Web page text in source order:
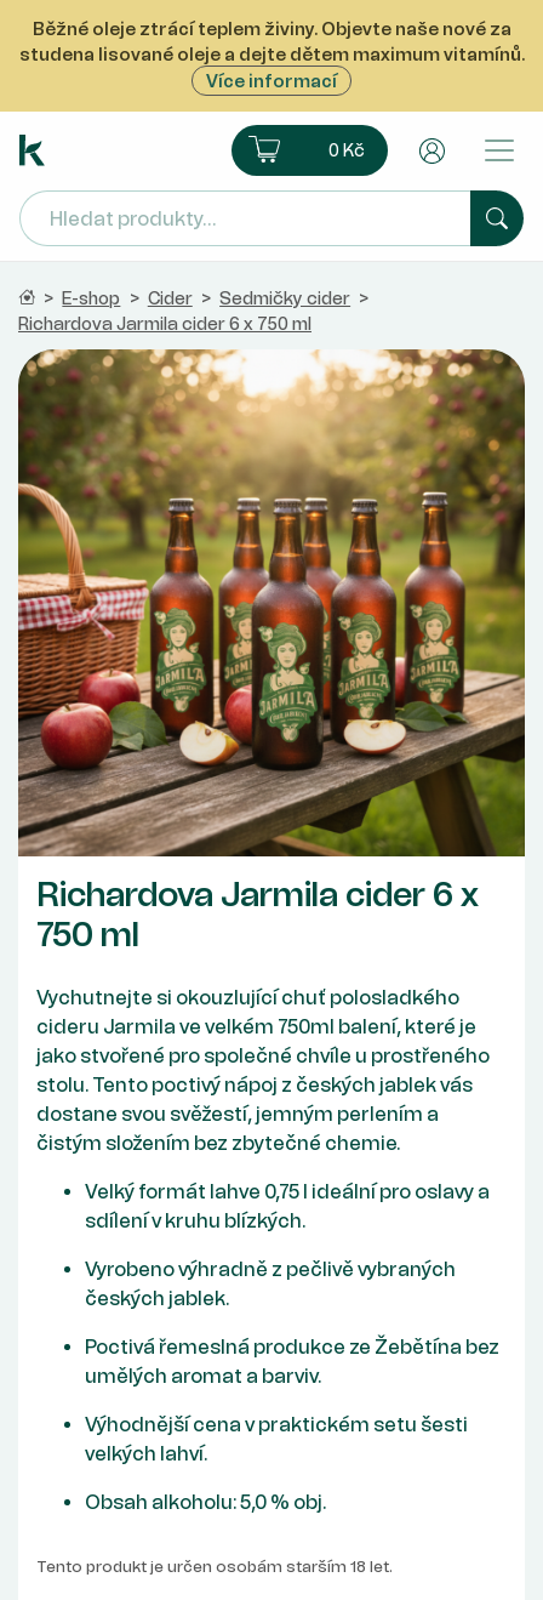
Běžné oleje ztrácí teplem živiny. Objevte naše nové za
studena lisované oleje a dejte dětem maximum vitamínů.
Více informací
Ekoprodukt e-shop Košík0 Kč
Domů
> E-shop > Cider > Sedmičky cider >
Richardova Jarmila cider 6 x 750 ml
Richardova Jarmila cider 6 x
750 ml
Vychutnejte si okouzlující chuť polosladkého
cideru Jarmila ve velkém 750ml balení, které je
jako stvořené pro společné chvíle u prostřeného
stolu. Tento poctivý nápoj z českých jablek vás
dostane svou svěžestí, jemným perlením a
čistým složením bez zbytečné chemie.
Velký formát lahve 0,75 l ideální pro oslavy a
sdílení v kruhu blízkých.
Vyrobeno výhradně z pečlivě vybraných
českých jablek.
Poctivá řemeslná produkce ze Žebětína bez
umělých aromat a barviv.
Výhodnější cena v praktickém setu šesti
velkých lahví.
Obsah alkoholu: 5,0 % obj.
Tento produkt je určen osobám starším 18 let.